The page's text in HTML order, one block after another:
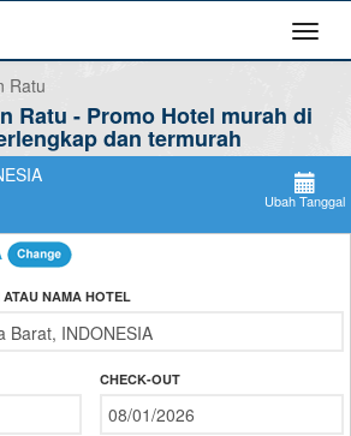
Ratu
Ratu - Promo Hotel murah di
dan termurah
Ubah Tanggal
NAMA HOTEL
CHECK-OUT